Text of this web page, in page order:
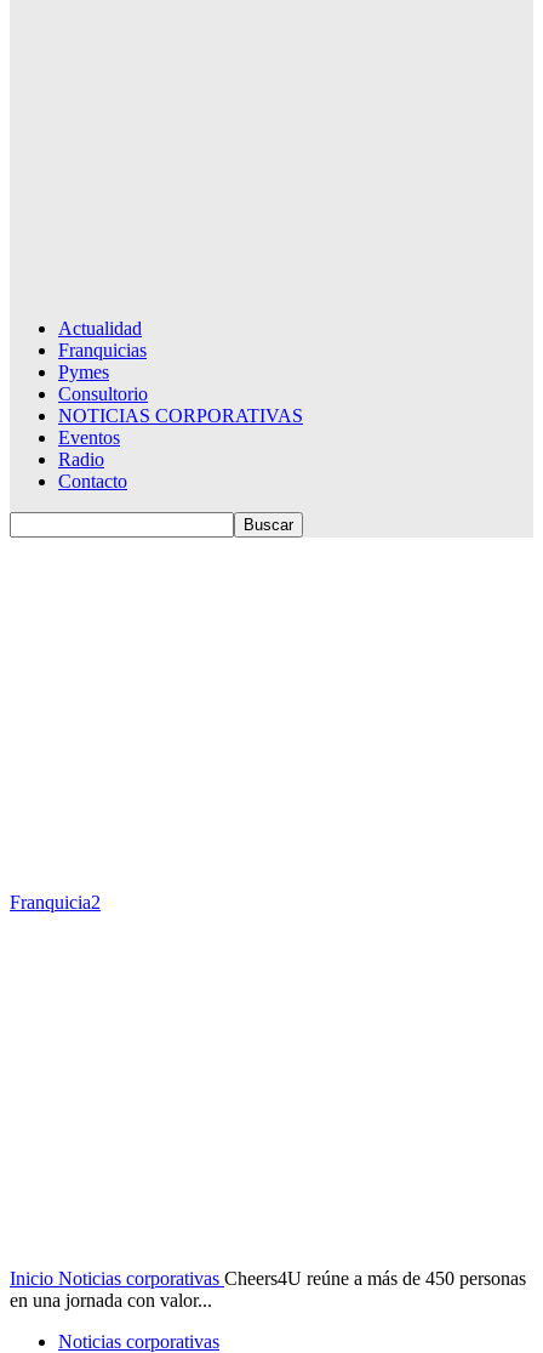
Actualidad
Franquicias
Pymes
Consultorio
NOTICIAS CORPORATIVAS
Eventos
Radio
Contacto
Franquicia2
Inicio Noticias corporativas Cheers4U reúne a más de 450 personas
en una jornada con valor...
Noticias corporativas